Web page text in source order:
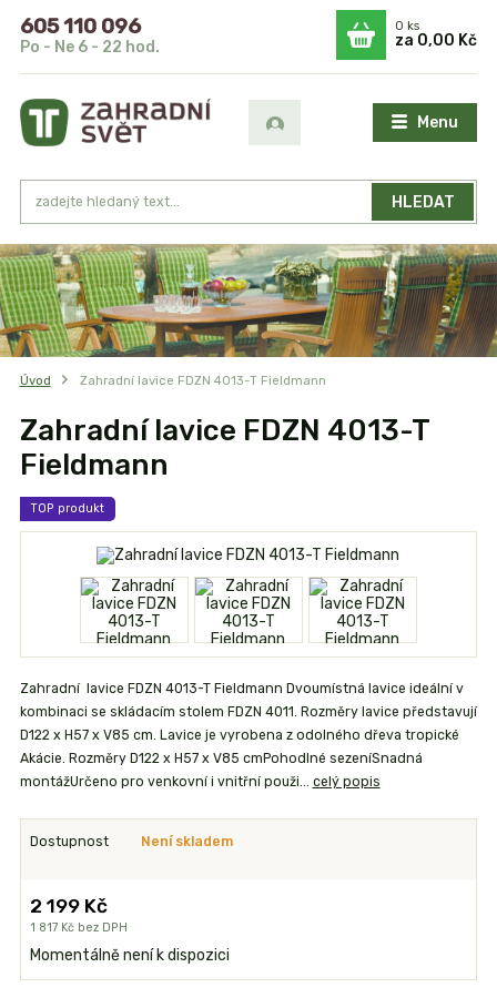
Menu
HLEDAT
605 110 096
Po - Ne 6 - 22 hod.
0ks
za 0,00 Kč
Úvod Zahradní lavice FDZN 4013-T Fieldmann
Zahradní lavice FDZN 4013-T
Fieldmann
TOP produkt
Zahradní lavice FDZN 4013-T Fieldmann Dvoumístná lavice ideální v
kombinaci se skládacím stolem FDZN 4011. Rozměry lavice představují
D122 x H57 x V85 cm. Lavice je vyrobena z odolného dřeva tropické
Akácie. Rozměry D122 x H57 x V85 cmPohodlné sezeníSnadná
montážUrčeno pro venkovní i vnitřní použi... celý popis
Dostupnost Není skladem
2 199 Kč
1 817 Kč bez DPH
Momentálně není k dispozici